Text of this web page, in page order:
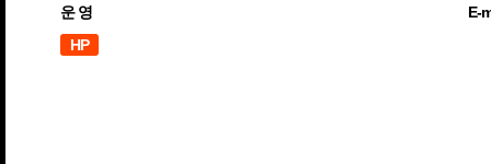
운 영
HP
E-